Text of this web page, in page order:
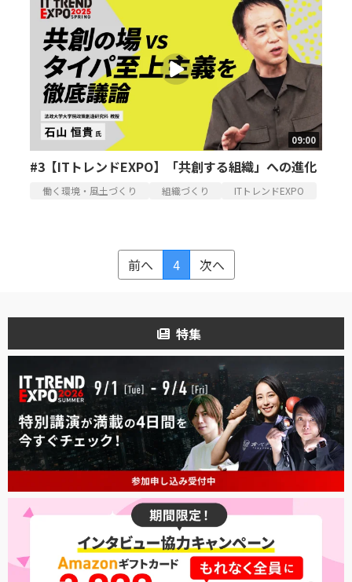
09:00
#3【ITトレンドEXPO】「共創する組織」への進化
働く環境・風土づくり 組織づくり ITトレンドEXPO
前へ 4 次へ
特集